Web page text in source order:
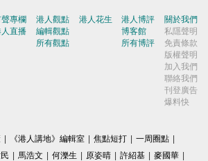
聲專欄
人直播
港人觀點
編輯觀點
所有觀點
港人花生
港人博評
博客館
所有博評
關於我們
私隱聲明
免責條款
版權聲明
加入我們
聯絡我們
刊登廣告
爆料快
| 《港人講地》編輯室 | 焦點短打 | 一周圈點 |
| 馬浩文 | 何濼生 | 原姿晴 | 許紹基 | 麥國華 |